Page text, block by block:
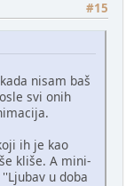
#15
nisam baš
svi onih
ih je kao
kliše. A mini-
u doba